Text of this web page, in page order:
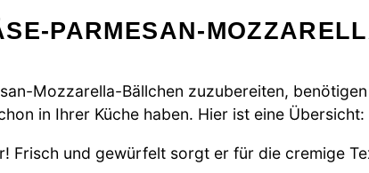
PARMESAN-
Mozzarella-Bällchen zuzubereiten,
in Ihrer Küche haben. Hier ist eine Übersicht:
Frisch und gewürfelt sorgt er für die cremige